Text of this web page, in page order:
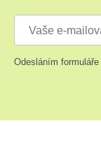
Odesláním